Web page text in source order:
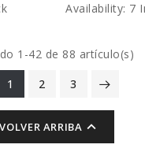
Availability: 7
1-42 de 88 artículo(s)
1
2 3
VOLVER ARRIBA 